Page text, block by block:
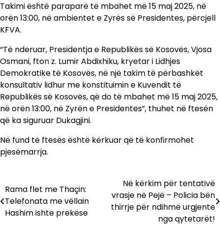
Takimi është paraparë të mbahet më 15 maj 2025, në
orën 13:00, në ambientet e Zyrës së Presidentes, përcjell
KFVA.
“Të nderuar, Presidentja e Republikës së Kosovës, Vjosa
Osmani, fton z. Lumir Abdixhiku, kryetar i Lidhjes
Demokratike të Kosovës, në një takim të përbashkët
konsultativ lidhur me konstituimin e Kuvendit të
Republikës së Kosovës, që do të mbahet më 15 maj 2025,
në orën 13:00, në Zyrën e Presidentes”, thuhet në ftesën
që ka siguruar Dukagjini.
Në fund të ftesës është kërkuar që të konfirmohet
pjesëmarrja.
Lëvizje
te
Rama flet me Thaçin:
Telefonata me vëllain
Hashim ishte prekëse
Në kërkim për tentativë
vrasje në Pejë – Policia bën
thirrje për ndihmë urgjente
nga qytetarët!